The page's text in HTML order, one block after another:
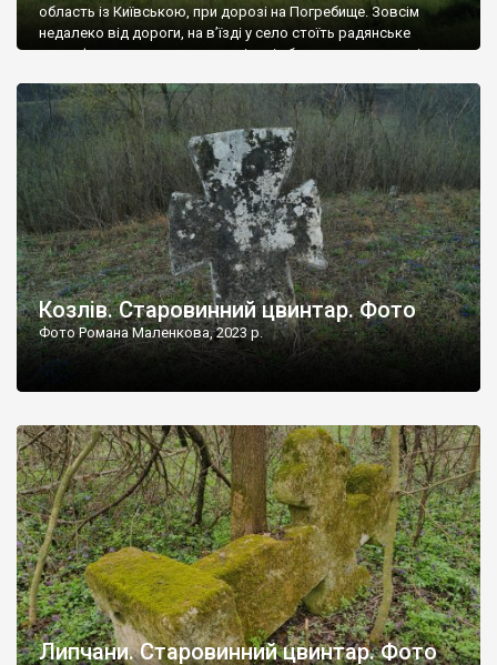
область із Київською, при дорозі на Погребище. Зовсім
недалеко від дороги, на в’їзді у село стоїть радянське
рельєфне пано, яке показує жінку і яблуню, а трохи далі, десь
не видно, але видно дві стареньких колії у траві – […]
Козлів. Старовинний цвинтар. Фото
Фото Романа Маленкова, 2023 р.
Липчани. Старовинний цвинтар. Фото